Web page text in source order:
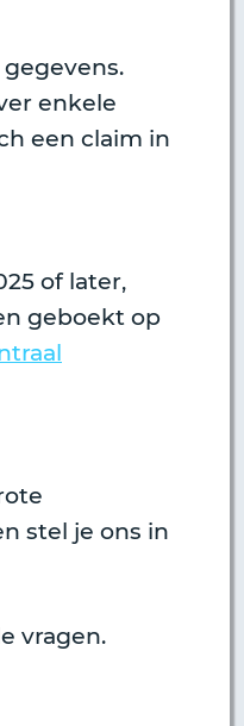
enkele
een claim in
of later,
geboekt op
stel je ons in
vragen.